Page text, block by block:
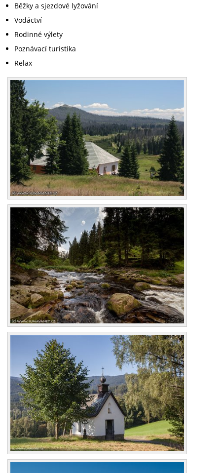
Běžky a sjezdové lyžování
Vodáctví
Rodinné výlety
Poznávací turistika
Relax